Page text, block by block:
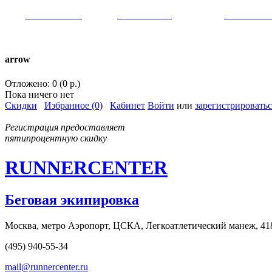
arrow
Отложено: 0 (0 р.)
Пока ничего нет
Скидки
Избранное (0) Кабинет Войти или
Регистрация предоставляет
пятипроцентную скидку
RUNNERCENTER
Беговая экипировка
Москва, метро Аэропорт, ЦСКА, Легкоатлетический манеж,
(495) 940-55-34
mail@runnercenter.ru